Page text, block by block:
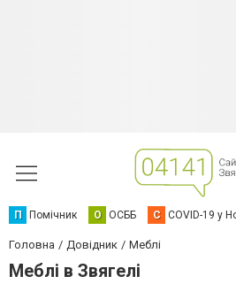
П Помічник О ОСББ C COVID-19 у
Головна Довідник Меблі
Меблі в Звягелі